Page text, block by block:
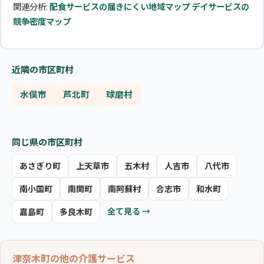
関連分析:配食サービスの届きにくい地域マップ デイサービスの
競争密度マップ
近隣の市区町村
水俣市 芦北町 球磨村
同じ県の市区町村
あさぎり町 上天草市 五木村 人吉市
八代市
南小国町
南関町 南阿蘇村 合志市
和水町
嘉島町
多良木町 全て見る →
津奈木町の他の介護サービス